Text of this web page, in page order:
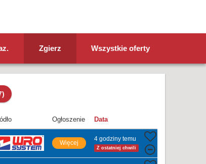
Zgierz Wszystkie oferty
Ogłoszenie Data
Więcej
4 godziny temu
Z ostatniej chwili